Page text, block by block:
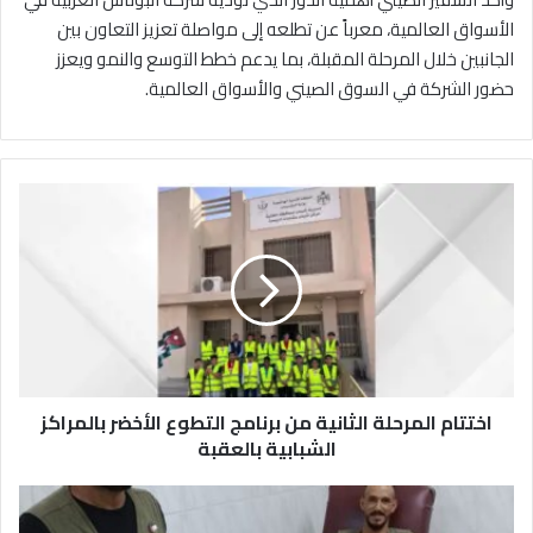
الأسواق العالمية، معرباً عن تطلعه إلى مواصلة تعزيز التعاون بين
الجانبين خلال المرحلة المقبلة، بما يدعم خطط التوسع والنمو ويعزز
حضور الشركة في السوق الصيني والأسواق العالمية.
ة
اختتام المرحلة الثانية من برنامج التطوع الأخضر بالمراكز
الشبابية بالعقبة